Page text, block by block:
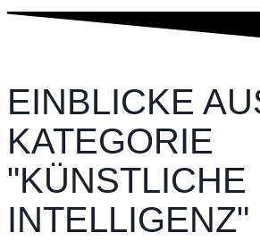
EINBLICKE
KATEGORIE
"KÜNSTLICHE
INTELLIGENZ"